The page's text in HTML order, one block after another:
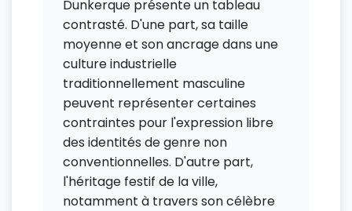
Dunkerque présente un tableau
contrasté. D'une part, sa taille
moyenne et son ancrage dans une
culture industrielle
traditionnellement masculine
peuvent représenter certaines
contraintes pour l'expression libre
des identités de genre non
conventionnelles. D'autre part,
l'héritage festif de la ville,
notamment à travers son célèbre